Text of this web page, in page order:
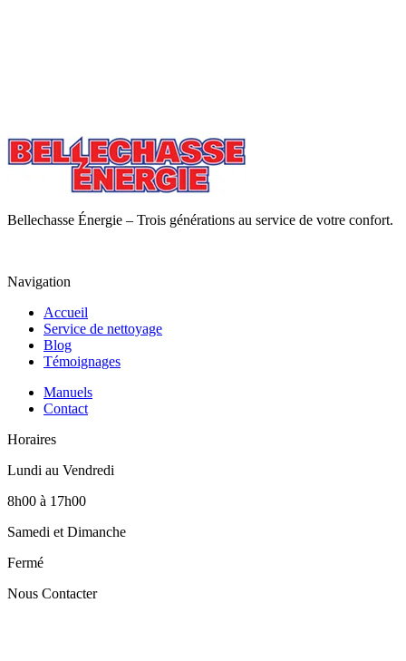
Bellechasse Énergie – Trois générations au service de votre confort.
Navigation
Accueil
Service de nettoyage
Blog
Témoignages
Manuels
Contact
Horaires
Lundi au Vendredi
8h00 à 17h00
Samedi et Dimanche
Fermé
Nous Contacter